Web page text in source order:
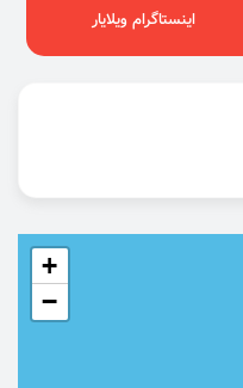
اینستاگرام ویلایار
+
−